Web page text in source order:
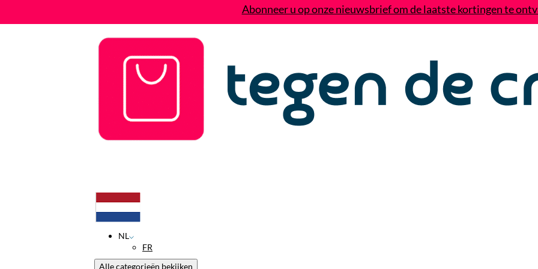
Abonneer u op onze nieuwsbrief om de laatste kortingen te
NL
FR
Alle categorieën bekijken